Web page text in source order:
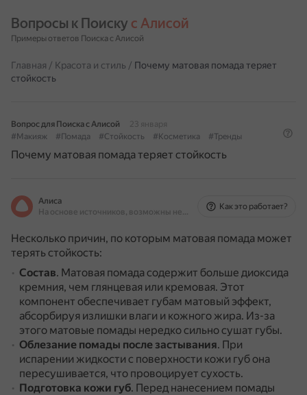
Вопросы к Поиску с Алисой
Примеры ответов Поиска с Алисой
Главная / Красота и стиль / Почему матовая помада теряет
стойкость
Вопрос для Поиска с Алисой
23 января
#Макияж
#Помада #Стойкость #Косметика #Тренды
Почему матовая помада теряет стойкость
Алиса
На основе источников, возможны неточности
Как это работает?
Несколько причин, по которым матовая помада может
терять стойкость:
Состав. Матовая помада содержит больше диоксида
кремния, чем глянцевая или кремовая. Этот
компонент обеспечивает губам матовый эффект,
абсорбируя излишки влаги и кожного жира. Из-за
этого матовые помады нередко сильно сушат губы.
Облезание помады после застывания. При
испарении жидкости с поверхности кожи губ она
пересушивается, что провоцирует сухость.
Подготовка кожи губ. Перед нанесением помады